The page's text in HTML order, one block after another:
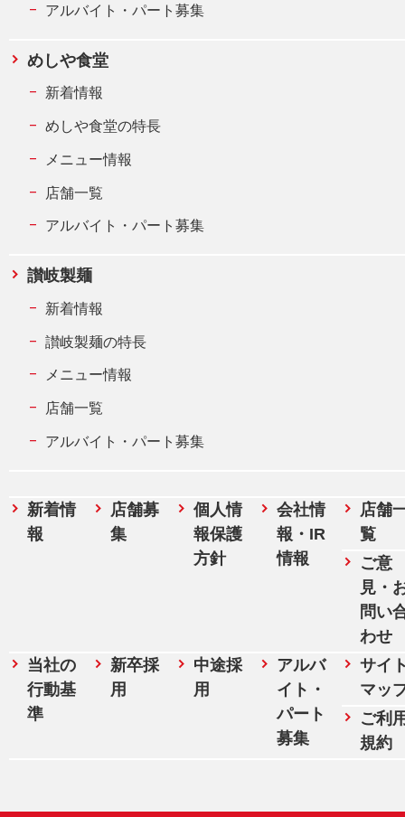
アルバイト・パート募集
めしや食堂
新着情報
めしや食堂の特長
メニュー情報
店舗一覧
アルバイト・パート募集
讃岐製麺
新着情報
讃岐製麺の特長
メニュー情報
店舗一覧
アルバイト・パート募集
新着情
報
店舗募
集
個人情
報保護
方針
会社情
報・IR
情報
店舗
覧
ご意
見・
問い
わせ
当社の
行動基
準
新卒採
用
中途採
用
アルバ
イト・
パート
募集
サイ
マッ
ご利
規約